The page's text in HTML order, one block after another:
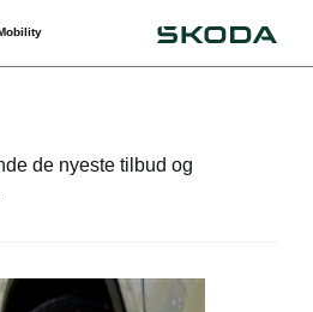
de nyeste tilbud og